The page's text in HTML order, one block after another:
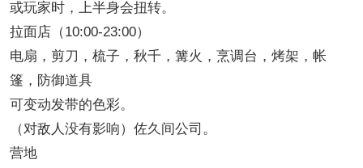
或玩家时，上半身会扭转。
拉面店（10:00-23:00）
电扇，剪刀，梳子，秋千，篝火，烹调台，烤架，帐
篷，防御道具
可变动发带的色彩。
（对敌人没有影响）佐久间公司。
营地